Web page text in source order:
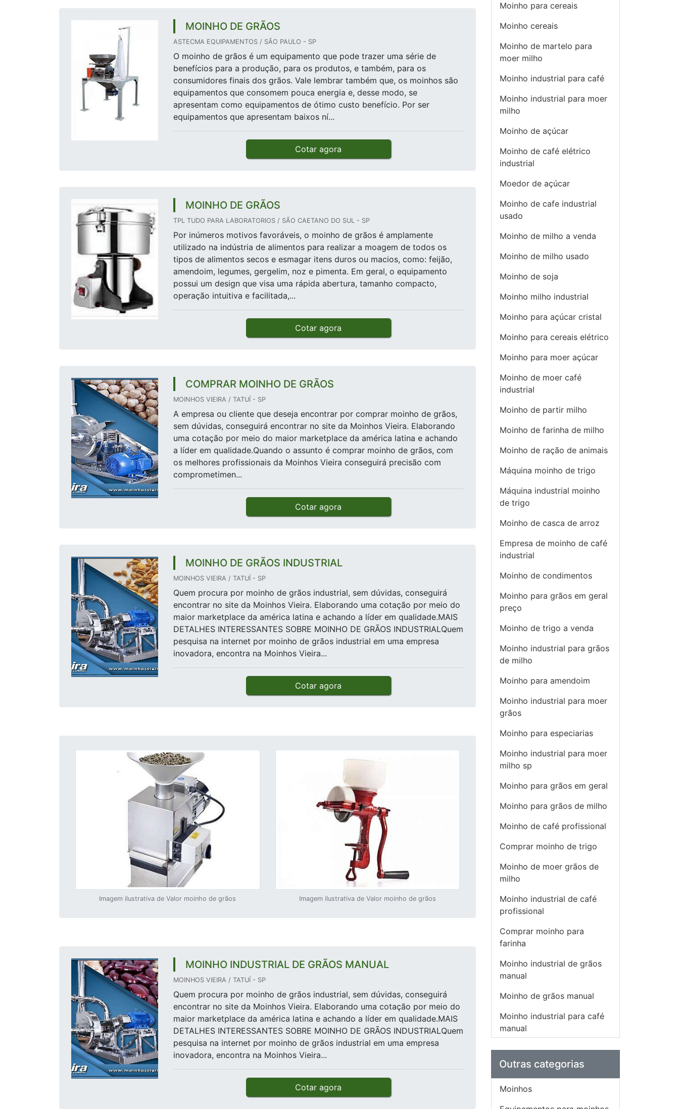
MOINHO DE GRÃOS
ASTECMA EQUIPAMENTOS / SÃO PAULO - SP
O moinho de grãos é um equipamento que pode trazer uma série de
benefícios para a produção, para os produtos, e também, para os
consumidores finais dos grãos. Vale lembrar também que, os moinhos são
equipamentos que consomem pouca energia e, desse modo, se
apresentam como equipamentos de ótimo custo benefício. Por ser
equipamentos que apresentam baixos ní...
Cotar agora
MOINHO DE GRÃOS
TPL TUDO PARA LABORATORIOS / SÃO CAETANO DO SUL - SP
Por inúmeros motivos favoráveis, o moinho de grãos é amplamente
utilizado na indústria de alimentos para realizar a moagem de todos os
tipos de alimentos secos e esmagar itens duros ou macios, como: feijão,
amendoim, legumes, gergelim, noz e pimenta. Em geral, o equipamento
possui um design que visa uma rápida abertura, tamanho compacto,
operação intuitiva e facilitada,...
Cotar agora
COMPRAR MOINHO DE GRÃOS
MOINHOS VIEIRA / TATUÍ - SP
A empresa ou cliente que deseja encontrar por comprar moinho de grãos,
sem dúvidas, conseguirá encontrar no site da Moinhos Vieira. Elaborando
uma cotação por meio do maior marketplace da américa latina e achando
a líder em qualidade.Quando o assunto é comprar moinho de grãos, com
os melhores profissionais da Moinhos Vieira conseguirá precisão com
comprometimen...
Cotar agora
MOINHO DE GRÃOS INDUSTRIAL
MOINHOS VIEIRA / TATUÍ - SP
Quem procura por moinho de grãos industrial, sem dúvidas, conseguirá
encontrar no site da Moinhos Vieira. Elaborando uma cotação por meio do
maior marketplace da américa latina e achando a líder em qualidade.MAIS
DETALHES INTERESSANTES SOBRE MOINHO DE GRÃOS INDUSTRIALQuem
pesquisa na internet por moinho de grãos industrial em uma empresa
inovadora, encontra na Moinhos Vieira...
Cotar agora
Imagem ilustrativa de Valor moinho de grãos Imagem ilustrativa de Valor moinho de grãos
MOINHO INDUSTRIAL DE GRÃOS MANUAL
MOINHOS VIEIRA / TATUÍ - SP
Quem procura por moinho de grãos industrial, sem dúvidas, conseguirá
encontrar no site da Moinhos Vieira. Elaborando uma cotação por meio do
maior marketplace da américa latina e achando a líder em qualidade.MAIS
DETALHES INTERESSANTES SOBRE MOINHO DE GRÃOS INDUSTRIALQuem
pesquisa na internet por moinho de grãos industrial em uma empresa
inovadora, encontra na Moinhos Vieira...
Cotar agora
Moinho para cereais
Moinho cereais
Moinho de martelo para
moer milho
Moinho industrial para café
Moinho industrial para moer
milho
Moinho de açúcar
Moinho de café elétrico
industrial
Moedor de açúcar
Moinho de cafe industrial
usado
Moinho de milho a venda
Moinho de milho usado
Moinho de soja
Moinho milho industrial
Moinho para açúcar cristal
Moinho para cereais elétrico
Moinho para moer açúcar
Moinho de moer café
industrial
Moinho de partir milho
Moinho de farinha de milho
Moinho de ração de animais
Máquina moinho de trigo
Máquina industrial moinho
de trigo
Moinho de casca de arroz
Empresa de moinho de café
industrial
Moinho de condimentos
Moinho para grãos em geral
preço
Moinho de trigo a venda
Moinho industrial para grãos
de milho
Moinho para amendoim
Moinho industrial para moer
grãos
Moinho para especiarias
Moinho industrial para moer
milho sp
Moinho para grãos em geral
Moinho para grãos de milho
Moinho de café profissional
Comprar moinho de trigo
Moinho de moer grãos de
milho
Moinho industrial de café
profissional
Comprar moinho para
farinha
Moinho industrial de grãos
manual
Moinho de grãos manual
Moinho industrial para café
manual
Moinho manual para grãos
Moinho industrial para
farinha preço
Outras categorias
Moinhos